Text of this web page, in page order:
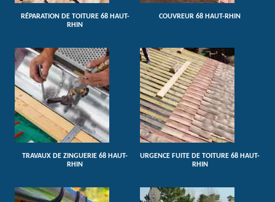
RÉPARATION DE TOITURE 68 HAUT-
RHIN
COUVREUR 68 HAUT-RHIN
TRAVAUX DE ZINGUERIE 68 HAUT-
RHIN
URGENCE FUITE DE TOITURE 68 HAUT-
RHIN